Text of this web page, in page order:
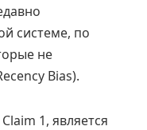
системе, по
не
Bias).
1, является